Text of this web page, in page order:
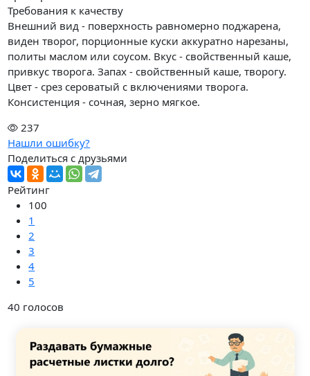
Требования к качеству
Внешний вид - поверхность равномерно поджарена,
виден творог, порционные куски аккуратно нарезаны,
политы маслом или соусом. Вкус - свойственный каше,
привкус творога. Запах - свойственный каше, творогу.
Цвет - срез сероватый с включениями творога.
Консистенция - сочная, зерно мягкое.
237
Нашли ошибку?
Поделиться с друзьями
Рейтинг
100
1
2
3
4
5
40 голосов